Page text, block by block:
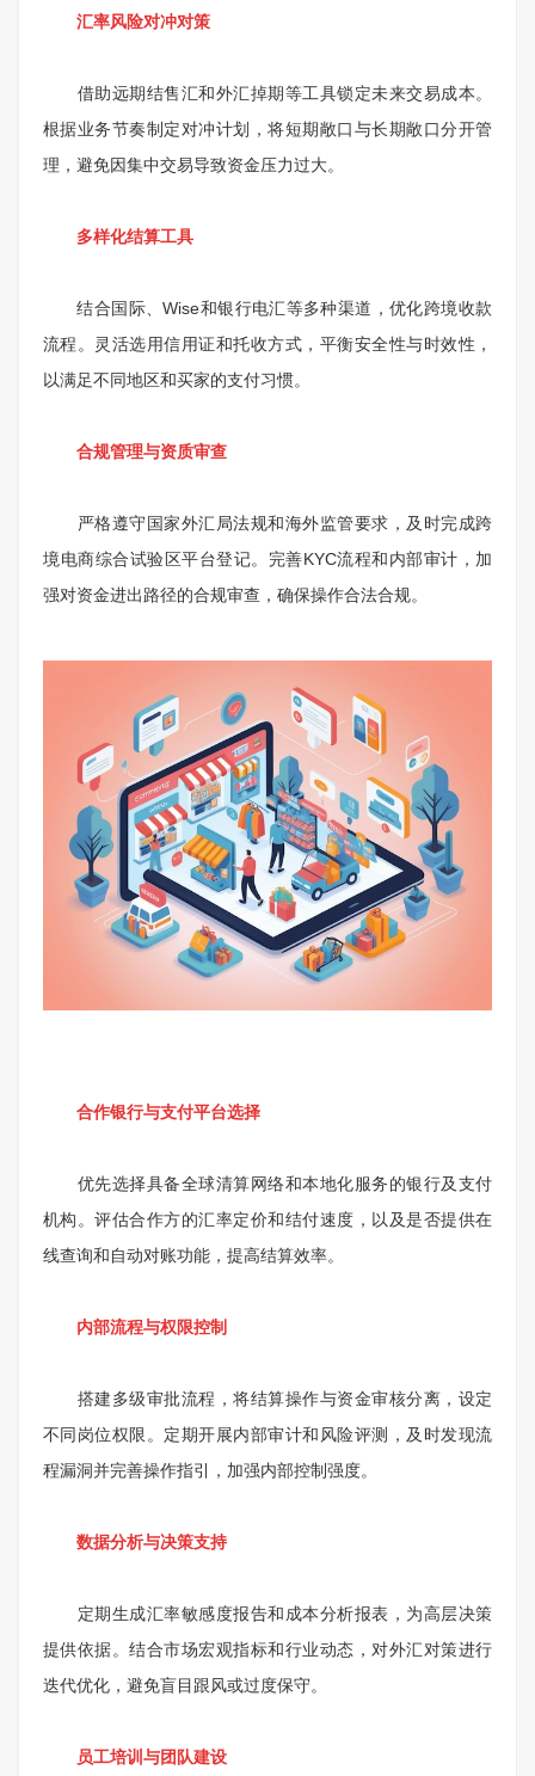
汇率风险对冲对策
借助远期结售汇和外汇掉期等工具锁定未来交易成本。
根据业务节奏制定对冲计划，将短期敞口与长期敞口分开管
理，避免因集中交易导致资金压力过大。
多样化结算工具
结合国际、Wise和银行电汇等多种渠道，优化跨境收款
流程。灵活选用信用证和托收方式，平衡安全性与时效性，
以满足不同地区和买家的支付习惯。
合规管理与资质审查
严格遵守国家外汇局法规和海外监管要求，及时完成跨
境电商综合试验区平台登记。完善KYC流程和内部审计，加
强对资金进出路径的合规审查，确保操作合法合规。
合作银行与支付平台选择
优先选择具备全球清算网络和本地化服务的银行及支付
机构。评估合作方的汇率定价和结付速度，以及是否提供在
线查询和自动对账功能，提高结算效率。
内部流程与权限控制
搭建多级审批流程，将结算操作与资金审核分离，设定
不同岗位权限。定期开展内部审计和风险评测，及时发现流
程漏洞并完善操作指引，加强内部控制强度。
数据分析与决策支持
定期生成汇率敏感度报告和成本分析报表，为高层决策
提供依据。结合市场宏观指标和行业动态，对外汇对策进行
迭代优化，避免盲目跟风或过度保守。
员工培训与团队建设